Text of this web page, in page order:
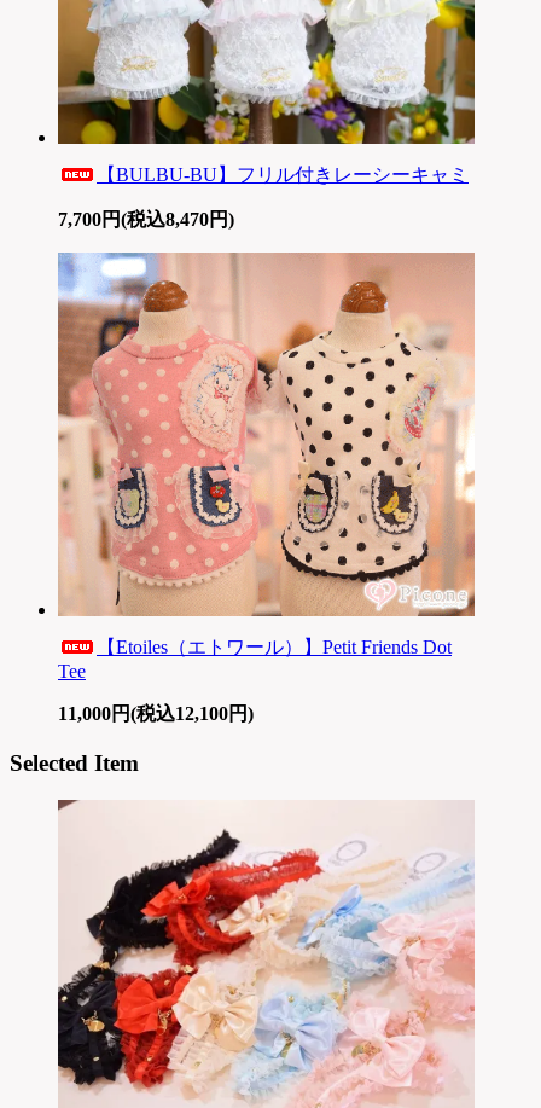
【BULBU-BU】フリル付きレーシーキャミ
7,700円(税込8,470円)
【Etoiles（エトワール）】Petit Friends Dot
Tee
11,000円(税込12,100円)
Selected Item